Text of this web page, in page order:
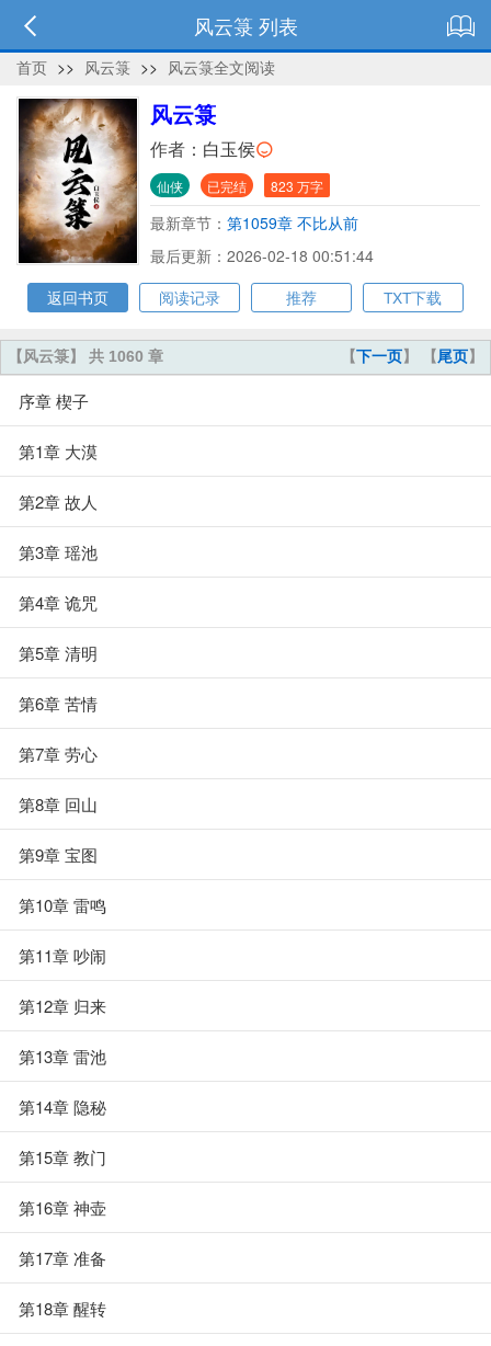
风云箓 列表
首页 >> 风云箓 >> 风云箓全文阅读
风云箓
作者： 白玉侯
仙侠 已完结 823 万字
最新章节： 第1059章 不比从前
最后更新：2026-02-18 00:51:44
返回书页
阅读记录 推荐 TXT下载
【下一页】 【尾页】
【风云箓】 共 1060 章
序章 楔子
第1章 大漠
第2章 故人
第3章 瑶池
第4章 诡咒
第5章 清明
第6章 苦情
第7章 劳心
第8章 回山
第9章 宝图
第10章 雷鸣
第11章 吵闹
第12章 归来
第13章 雷池
第14章 隐秘
第15章 教门
第16章 神壶
第17章 准备
第18章 醒转